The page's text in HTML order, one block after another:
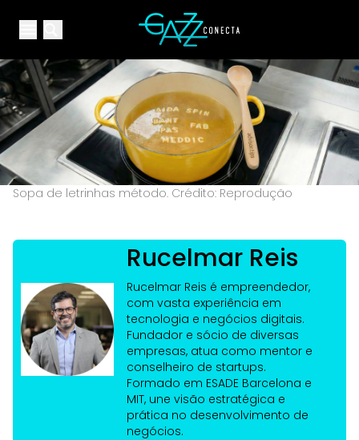
Open main menuYour Company
Sopa de letrinhas método. Crédito: Reprodução
Rucelmar Reis
Rucelmar Reis é empreendedor,
com vasta experiência em
tecnologia e negócios digitais.
Fundador e sócio de diversas
empresas, atua como mentor e
conselheiro de startups.
Formado em ESADE Barcelona e
MIT, une visão estratégica e
prática no desenvolvimento de
negócios.